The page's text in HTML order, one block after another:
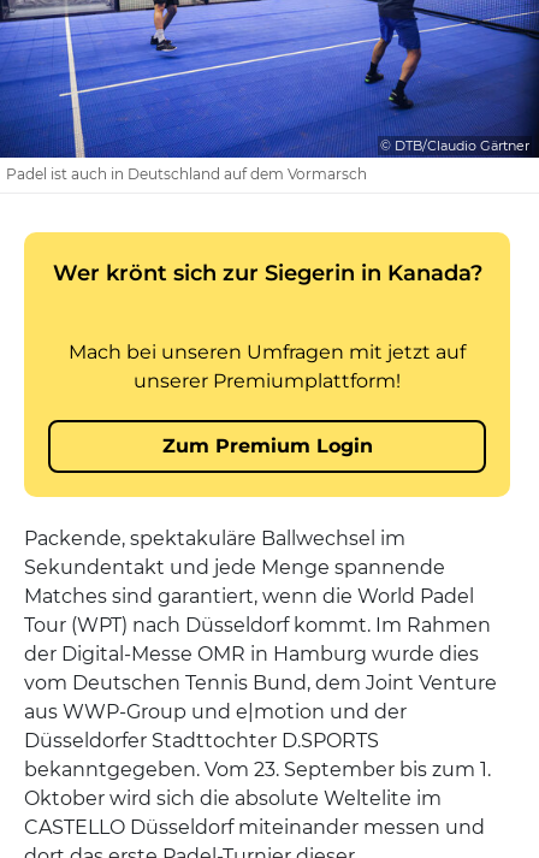
© DTB/Claudio Gärtner
Padel ist auch in Deutschland auf dem Vormarsch
Packende, spektakuläre Ballwechsel im
Sekundentakt und jede Menge spannende
Matches sind garantiert, wenn die World Padel
Tour (WPT) nach Düsseldorf kommt. Im Rahmen
der Digital-Messe OMR in Hamburg wurde dies
vom Deutschen Tennis Bund, dem Joint Venture
aus WWP-Group und e|motion und der
Düsseldorfer Stadttochter D.SPORTS
bekanntgegeben. Vom 23. September bis zum 1.
Oktober wird sich die absolute Weltelite im
CASTELLO Düsseldorf miteinander messen und